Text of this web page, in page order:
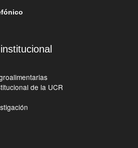
de la UCR